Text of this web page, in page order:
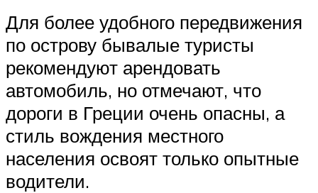
Для более удобного передвижения
по острову бывалые туристы
рекомендуют арендовать
автомобиль, но отмечают, что
дороги в Греции очень опасны, а
стиль вождения местного
населения освоят только опытные
водители.